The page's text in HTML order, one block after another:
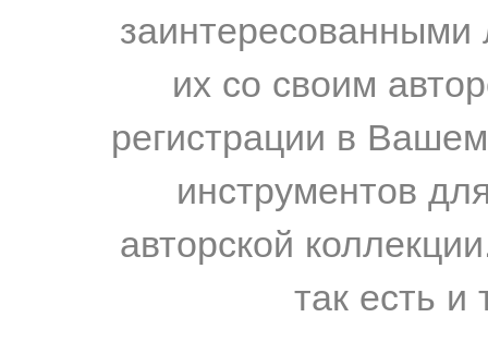
их со своим
регистрации в
инструментов
авторской
так есть и